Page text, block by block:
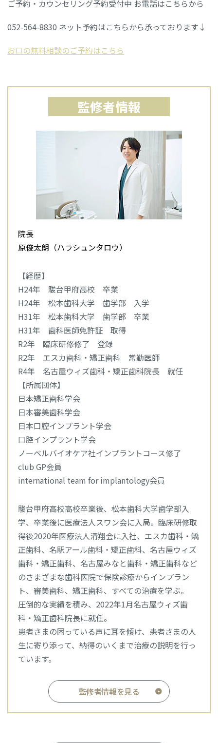
ご予約・カウンセリング予約受付中 お電話はこちらから
052-564-8830 ネット予約はこちらから承っております↓
お口の無料相談のご予約はこちら
監修者情報
院長
原俊太朗（ハラシュンタロウ）
【経歴】
H24年 駿台甲府高校 卒業
H24年 松本歯科大学 歯学部 入学
H31年 松本歯科大学 歯学部 卒業
H31年 歯科医師免許証 取得
R2年 臨床研修修了 登録
R2年 エスカ歯科・矯正歯科 常勤医師
R4年 名古屋ウィズ歯科・矯正歯科院長 就任
【所属団体】
日本矯正歯科学会
日本審美歯科学会
日本口腔インプラント学会
口腔インプラント学会
ノーベルバイオケア社インプラントコース修了
club GP会員
international team for implantology会員
駿台甲府高校高校卒業後、松本歯科大学歯学部入
学、卒業後に医療法人スワン会に入局。臨床研修取
得後2020年医療法人清翔会に入社、エスカ歯科・矯
正歯科、名駅アール歯科・矯正歯科、名古屋ウィズ
歯科・矯正歯科、名古屋みなと歯科・矯正歯科など
のさまざまな歯科医院で保険診療からインプラン
ト、審美歯科、矯正歯科、すべての治療を学ぶ。
圧倒的な実績を積み、2022年1月名古屋ウィズ歯
科・矯正歯科院長に就任。
患者さまの困っている声に耳を傾け、患者さまの人
生に寄り添って、納得のいくまで治療の説明を行っ
ています。
監修者情報を見る